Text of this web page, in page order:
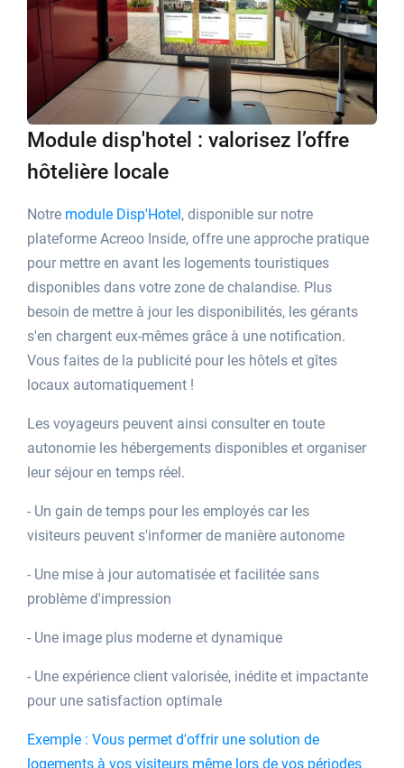
Module disp'hotel : valorisez l’offre
hôtelière locale
Notre module Disp'Hotel , disponible sur notre
plateforme Acreoo Inside, offre une approche pratique
pour mettre en avant les logements touristiques
disponibles dans votre zone de chalandise. Plus
besoin de mettre à jour les disponibilités, les gérants
s'en chargent eux-mêmes grâce à une notification.
Vous faites de la publicité pour les hôtels et gîtes
locaux automatiquement !
Les voyageurs peuvent ainsi consulter en toute
autonomie les hébergements disponibles et organiser
leur séjour en temps réel.
- Un gain de temps pour les employés car les
visiteurs peuvent s'informer de manière autonome
- Une mise à jour automatisée et facilitée sans
problème d'impression
- Une image plus moderne et dynamique
- Une expérience client valorisée, inédite et impactante
pour une satisfaction optimale
Exemple : Vous permet d'offrir une solution de
logements à vos visiteurs même lors de vos périodes